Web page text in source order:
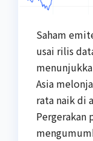
Saham
usai rilis
Asia
rata naik di
Pergerakan